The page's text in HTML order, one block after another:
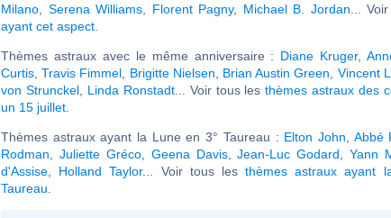
Milano
Serena Williams Florent Pagny, Michael B. Jordan ...
ayant cet aspect
Thèmes astraux avec le même anniversaire : Diane Kruger,
Curtis ,Travis Fimmel Brigitte Nielsen Brian Austin Green Vincent
von Strunckel, Linda Ronstadt... Voir tous lesthèmes astraux des
un 15 juillet
Thèmes astraux ayant la Lune en 3° Taureau : Elton John Abbé
Rodman
Juliette Gréco, Geena Davis,Jean-Luc Godard ,Yann
d'Assise
Holland Taylor... Voir tous lesthèmes astraux ayant
Taureau